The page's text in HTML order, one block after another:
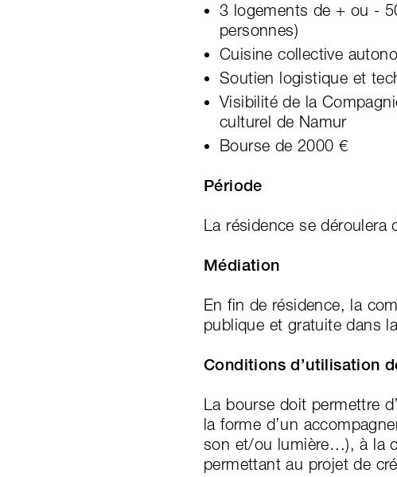
3 logements de + ou -
personnes)
Cuisine collective
Soutien logistique et
Visibilité de la
culturel de Namur
Bourse de 2000 €
Période
La résidence se déroulera
Médiation
En fin de résidence, la
publique et gratuite dans
Conditions d’utilisation
La bourse doit permettre
la forme d’un
son et/ou lumière…), à la
permettant au projet de